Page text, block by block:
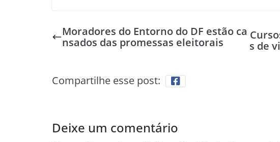
Moradores do Entorno do DF estão ca
nsados das promessas eleitorais
s de
Compartilhe esse post:
Deixe um comentário